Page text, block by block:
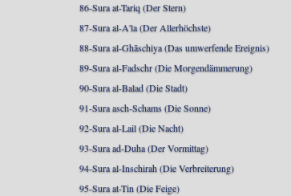
86-Sura at-Tariq (Der Stern)
87-Sura al-A'la (Der Allerhöchste)
88-Sura al-Ghāschiya (Das umwerfende Ereignis)
89-Sura al-Fadschr (Die Morgendämmerung)
90-Sura al-Balad (Die Stadt)
91-Sura asch-Schams (Die Sonne)
92-Sura al-Lail (Die Nacht)
93-Sura ad-Duha (Der Vormittag)
94-Sura al-Inschirah (Die Verbreiterung)
95-Sura at-Tin (Die Feige)